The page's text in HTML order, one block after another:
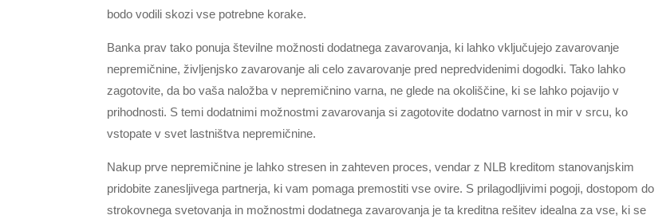
bodo vodili skozi vse potrebne korake.
Banka prav tako ponuja številne možnosti dodatnega zavarovanja, ki lahko vključujejo zavarovanje
nepremičnine, življenjsko zavarovanje ali celo zavarovanje pred nepredvidenimi dogodki. Tako lahko
zagotovite, da bo vaša naložba v nepremičnino varna, ne glede na okoliščine, ki se lahko pojavijo v
prihodnosti. S temi dodatnimi možnostmi zavarovanja si zagotovite dodatno varnost in mir v srcu, ko
vstopate v svet lastništva nepremičnine.
Nakup prve nepremičnine je lahko stresen in zahteven proces, vendar z NLB kreditom stanovanjskim
pridobite zanesljivega partnerja, ki vam pomaga premostiti vse ovire. S prilagodljivimi pogoji, dostopom do
strokovnega svetovanja in možnostmi dodatnega zavarovanja je ta kreditna rešitev idealna za vse, ki se